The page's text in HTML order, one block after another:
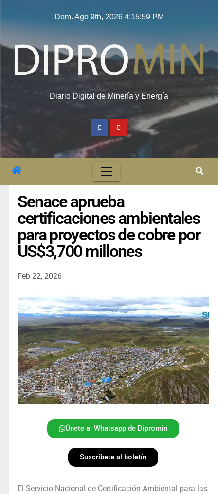
Dom. Ago 9th, 2026 4:16:00 PM
Diario Digital de Minería y Energía
Senace aprueba
certificaciones ambientales
para proyectos de cobre por
US$3,700 millones
Feb 22, 2026
Únete al Whatsapp de Dipromin
Suscríbete al boletín
El Servicio Nacional de Certificación Ambiental para las